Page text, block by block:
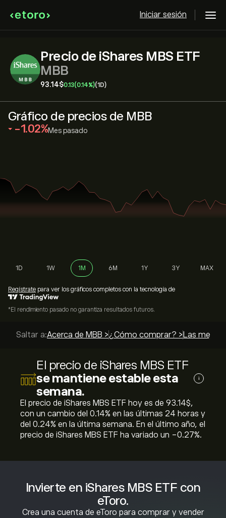
Iniciar sesión
Precio de iShares MBS ETF
MBB
93.14‎$‎0.13(0.14%)(1D)
Invierte en iShares MBS ETF con
eToro.
Crea una cuenta de eToro para comprar y vender
Gráfico de precios de MBB
‎-1.02‎ Mes pasado
1D 1W 1M 6M 1Y 3Y MAX
Regístrate para ver los gráficos completos con la tecnología de
*El rendimiento pasado no garantiza resultados futuros.
Saltar a:Acerca de MBB >¿Cómo comprar? > Las
El precio de iShares MBS ETF
se mantiene estable esta
semana.
i
El precio de iShares MBS ETF hoy es de 93.14‎$‎,
con un cambio del ‎0.14‎% en las últimas 24 horas y
del ‎0.24‎% en la última semana. En el último año, el
precio de iShares MBS ETF ha variado un ‎-0.27‎%.